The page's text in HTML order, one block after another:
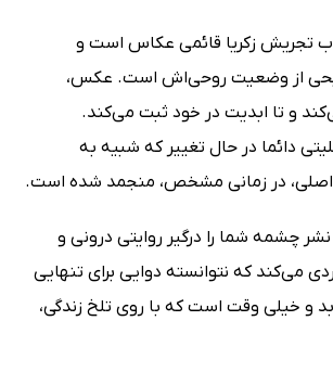
تجریش زکریا قائمی عکاس است و
از وضعیت روحی‌اش است. عکس،
و تا ابدیت در خود ثبت می‌کند.
دائما در حال تغییر که شبیه به
در زمانی مشخص، منجمد شده است.
چشمه شما را درگیر روایتی درونی و
می‌کند که نتوانسته دوایی برای تنهایی
و خیلی وقت است که با روی تلخ زندگی،